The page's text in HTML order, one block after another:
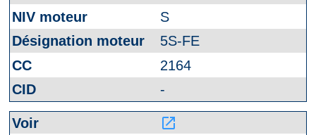
S
5S-FE
2164
-
launch